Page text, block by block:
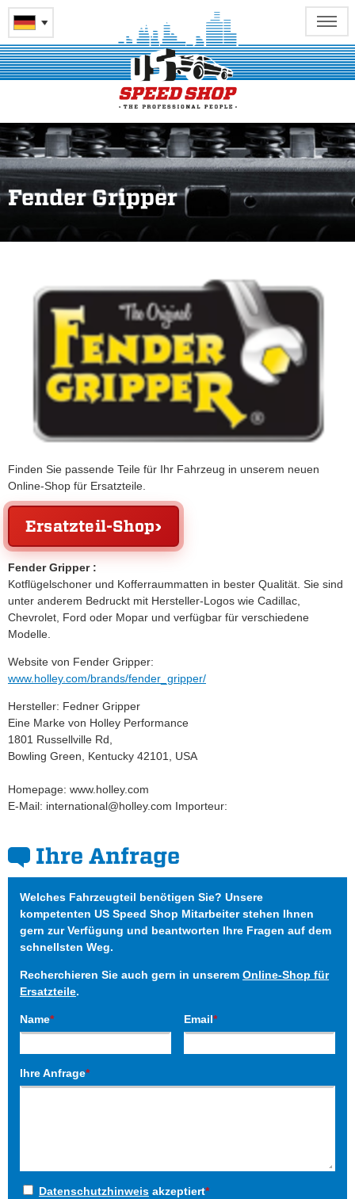
Fender Gripper
Finden Sie passende Teile für Ihr Fahrzeug in unserem neuen
Online-Shop für Ersatzteile.
Ersatzteil-Shop
Fender Gripper :
Kotflügelschoner und Kofferraummatten in bester Qualität. Sie sind
unter anderem Bedruckt mit Hersteller-Logos wie Cadillac,
Chevrolet, Ford oder Mopar und verfügbar für verschiedene
Modelle.
Website von Fender Gripper:
www.holley.com/brands/fender_gripper/
Hersteller: Fedner Gripper
Eine Marke von Holley Performance
1801 Russellville Rd,
Bowling Green, Kentucky 42101, USA
Homepage: www.holley.com
E-Mail: international@holley.com Importeur:
Ihre Anfrage
Welches Fahrzeugteil benötigen Sie? Unsere
kompetenten US Speed Shop Mitarbeiter stehen Ihnen
gern zur Verfügung und beantworten Ihre Fragen auf dem
schnellsten Weg.
Recherchieren Sie auch gern in unserem Online-Shop für
Ersatzteile.
Name* Email*
Ihre Anfrage*
Datenschutzhinweis akzeptiert*